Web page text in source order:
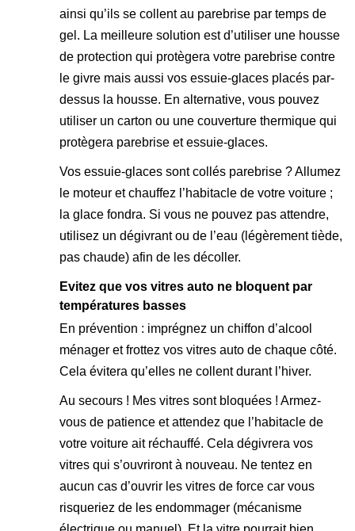
ainsi qu’ils se collent au parebrise par temps de
gel. La meilleure solution est d’utiliser une housse
de protection qui protègera votre parebrise contre
le givre mais aussi vos essuie-glaces placés par-
dessus la housse. En alternative, vous pouvez
utiliser un carton ou une couverture thermique qui
protègera parebrise et essuie-glaces.
Vos essuie-glaces sont collés parebrise ? Allumez
le moteur et chauffez l’habitacle de votre voiture ;
la glace fondra. Si vous ne pouvez pas attendre,
utilisez un dégivrant ou de l’eau (légèrement tiède,
pas chaude) afin de les décoller.
Evitez que vos vitres auto ne bloquent par
températures basses
En prévention : imprégnez un chiffon d’alcool
ménager et frottez vos vitres auto de chaque côté.
Cela évitera qu’elles ne collent durant l’hiver.
Au secours ! Mes vitres sont bloquées ! Armez-
vous de patience et attendez que l’habitacle de
votre voiture ait réchauffé. Cela dégivrera vos
vitres qui s’ouvriront à nouveau. Ne tentez en
aucun cas d’ouvrir les vitres de force car vous
risqueriez de les endommager (mécanisme